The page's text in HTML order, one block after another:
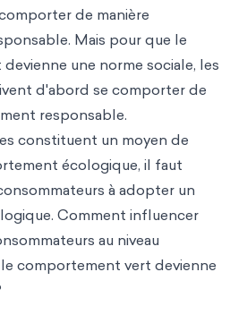
de manière
Mais pour que le
une norme sociale, les
d'abord se comporter de
responsable.
constituent un moyen de
écologique, il faut
à adopter un
Comment influencer
au niveau
comportement vert devienne